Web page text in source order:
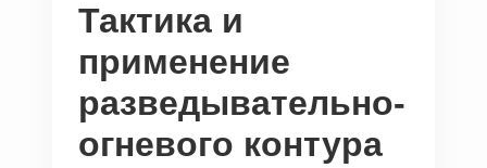
Тактика и
применение
разведывательно-
огневого контура